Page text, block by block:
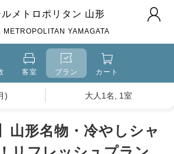
ルメトロポリタン 山形
METROPOLITAN YAMAGATA
客室 プラン カート
) 大人1名, 1室
山形名物・冷やしシャ